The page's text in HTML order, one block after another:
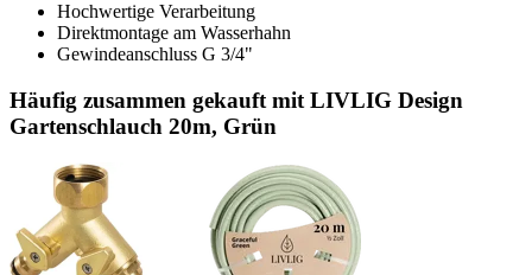
Hochwertige Verarbeitung
Direktmontage am Wasserhahn
Gewindeanschluss G 3/4"
Häufig zusammen gekauft mit LIVLIG Design
Gartenschlauch 20m, Grün